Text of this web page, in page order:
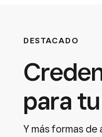
DESTACADO
para
Y más formas